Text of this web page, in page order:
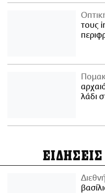
τους
λάδι
ΕΙΔΗΣΕΙΣ
Διεθνή